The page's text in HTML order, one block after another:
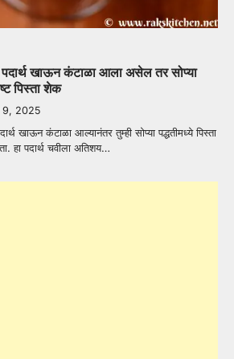
खाऊन कंटाळा आला असेल तर सोप्या
पिस्ता शेक
9, 2025
खाऊन कंटाळा आल्यानंतर तुम्ही सोप्या पद्धतीमध्ये पिस्ता
पदार्थ चवीला अतिशय…